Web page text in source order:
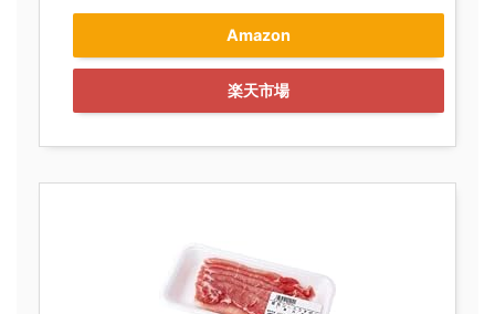
Amazon
楽天市場